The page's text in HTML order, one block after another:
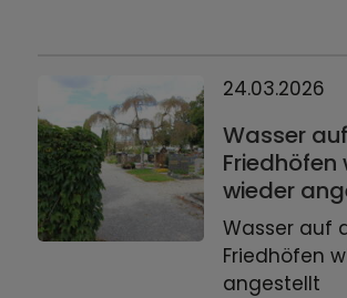
24.03.2026
Wasser
Friedhöfen
wieder
Wasser auf
Friedhöfen
angestellt